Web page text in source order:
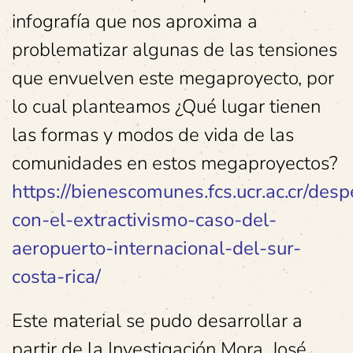
infografía que nos aproxima a
problematizar algunas de las tensiones
que envuelven este megaproyecto, por
lo cual planteamos ¿Qué lugar tienen
las formas y modos de vida de las
comunidades en estos megaproyectos?
https://bienescomunes.fcs.ucr.ac.cr/
con-el-extractivismo-caso-del-
aeropuerto-internacional-del-sur-
costa-rica/
Este material se pudo desarrollar a